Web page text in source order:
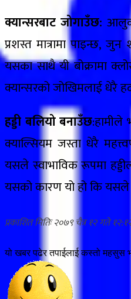
क्यान्सरबाट जोगाउँछ:
प्रशस्त मात्रामा पाइन्छ, जुन
यसका साथै यी बोक्रामा
क्यान्सरको जोखिमलाई धेरै
हड्डी बलियो बनाउँछ:हामीले
क्याल्सियम जस्ता धेरै
यसले स्वाभाविक रूपमा
यसको कारण यो हो कि यसले
२०७९ चैत्र १२ गते
यो खबर पढेर तपाईलाई कस्तो महसुस